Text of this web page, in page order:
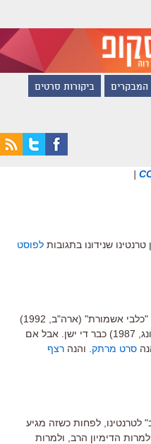
המבקרים ביקורות סרטים
|
שנידונו בתגובות לפוסט
הסיפור סביב עניין הגניבה/הומאז' של "כלבי אשמורת" (ארה"ב, 1992)
ו"City on Fire" של רינגו לאם (הונג קונג, 1987) כבר די ישן. אבל אם
סרט מרתק . והנה רצף
לטרנטינו, לפחות כשזה מגיע
הדימיון הרב, ולמרות